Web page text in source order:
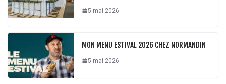
5 mai 2026
MON MENU ESTIVAL 2026 CHEZ NORMANDIN
5 mai 2026